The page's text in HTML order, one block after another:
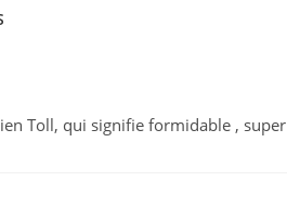
Toll, qui signifie formidable , super